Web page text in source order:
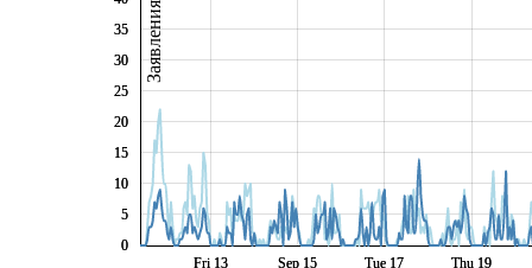
Fri 13 Sep 15 Tue 17 Thu 19
0
5
10
15
20
25
30
35
Fri 13 Sep 15 Tue 17 Thu 19
0
5
10
15
20
25
30
35